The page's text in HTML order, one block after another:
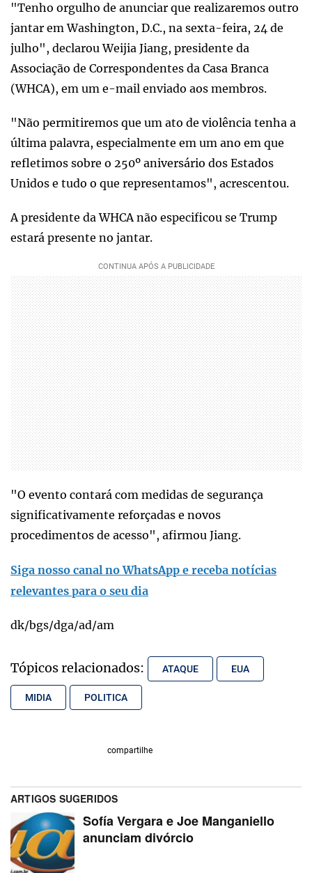
"Tenho orgulho de anunciar que realizaremos outro
jantar em Washington, D.C., na sexta-feira, 24 de
julho", declarou Weijia Jiang, presidente da
Associação de Correspondentes da Casa Branca
(WHCA), em um e-mail enviado aos membros.
"Não permitiremos que um ato de violência tenha a
última palavra, especialmente em um ano em que
refletimos sobre o 250º aniversário dos Estados
Unidos e tudo o que representamos", acrescentou.
A presidente da WHCA não especificou se Trump
estará presente no jantar.
"O evento contará com medidas de segurança
significativamente reforçadas e novos
procedimentos de acesso", afirmou Jiang.
Siga nosso canal no WhatsApp e receba notícias
relevantes para o seu dia
dk/bgs/dga/ad/am
Tópicos relacionados: ATAQUE EUA
MIDIA POLITICA
compartilhe